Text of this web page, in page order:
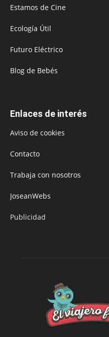
Estamos de Cine
Ecología Útil
Futuro Eléctrico
Blog de Bebés
Enlaces de interés
Aviso de cookies
Contacto
Trabaja con nosotros
JoseanWebs
Publicidad